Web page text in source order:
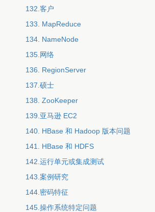
132.客户
133. MapReduce
134. NameNode
135.网络
136. RegionServer
137.硕士
138. ZooKeeper
139.亚马逊 EC2
140. HBase 和 Hadoop 版本问题
141. HBase 和 HDFS
142.运行单元或集成测试
143.案例研究
144.密码特征
145.操作系统特定问题